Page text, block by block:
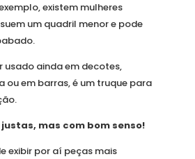
existem mulheres
um quadril menor e pode
usado ainda em decotes,
ou em barras, é um truque para
mas com bom senso!
exibir por aí peças mais